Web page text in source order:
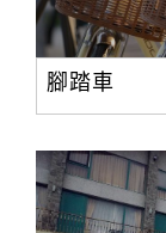
腳踏車